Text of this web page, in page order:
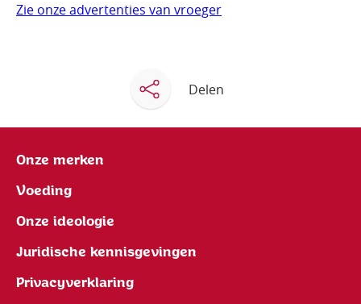
Zie onze advertenties van vroeger
Delen
Onze merken
Voeding
Onze ideologie
Juridische kennisgevingen
Privacyverklaring